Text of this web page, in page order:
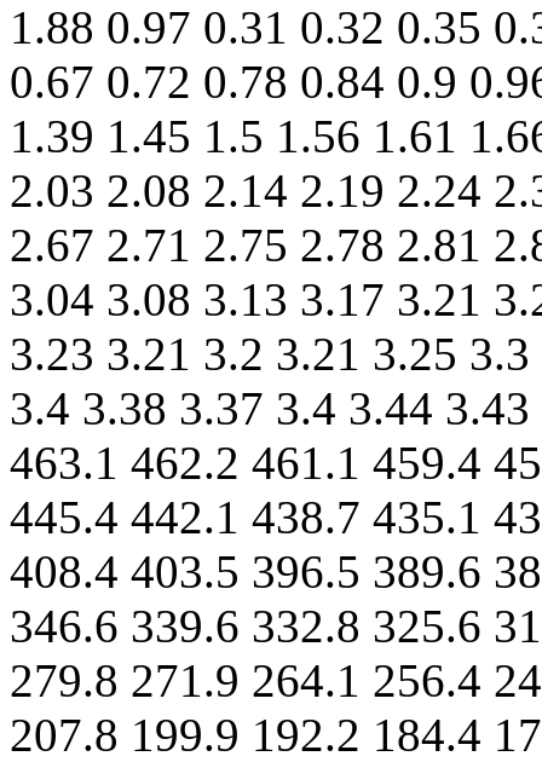
1.88 0.97 0.31 0.32 0.35
0.67 0.72 0.78 0.84 0.9
1.39 1.45 1.5 1.56 1.61
2.03 2.08 2.14 2.19 2.24
2.67 2.71 2.75 2.78 2.81
3.04 3.08 3.13 3.17 3.21
3.23 3.21 3.2 3.21 3.25
3.4 3.38 3.37 3.4 3.44
463.1 462.2 461.1 459.4
445.4 442.1 438.7 435.1
408.4 403.5 396.5 389.6
346.6 339.6 332.8 325.6
279.8 271.9 264.1 256.4
207.8 199.9 192.2 184.4